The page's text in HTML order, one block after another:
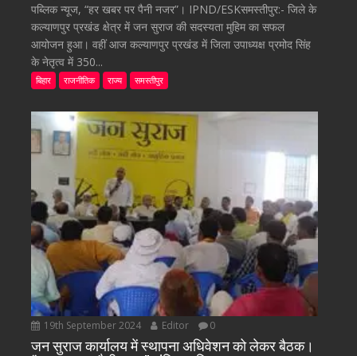
पब्लिक न्यूज, “हर खबर पर पैनी नजर”। IPND/ESKसमस्तीपुर:- जिले के
कल्याणपुर प्रखंड क्षेत्र में जन सुराज की सदस्यता मुहिम का सफल
आयोजन हुआ। वहीं आज कल्याणपुर प्रखंड में जिला उपाध्यक्ष प्रमोद सिंह
के नेतृत्व में 350...
बिहार राजनीतिक राज्य समस्तीपुर
19th September 2024 Editor 0
जन सुराज कार्यालय में स्थापना अधिवेशन को लेकर बैठक।